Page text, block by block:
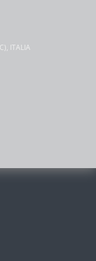
ITALIA